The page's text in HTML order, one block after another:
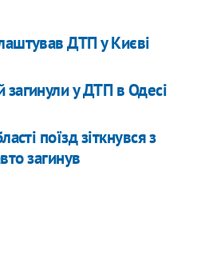
ДТП у Києві
у ДТП в Одесі
поїзд зіткнувся з
загинув